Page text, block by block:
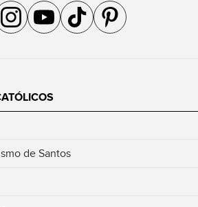
a gente no Facebook
Acompanhe a gente no Instagram
Acompanhe a gente no YouTube
Acompanhe a gente no TikTok
Acompanhe a gente no
de Santos